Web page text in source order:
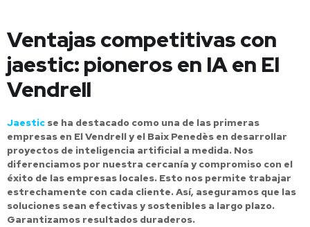
Ventajas competitivas con
jaestic: pioneros en IA en El
Vendrell
Jaestic se ha destacado como una de las primeras
empresas en El Vendrell y el Baix Penedès en desarrollar
proyectos de inteligencia artificial a medida. Nos
diferenciamos por nuestra cercanía y compromiso con el
éxito de las empresas locales. Esto nos permite trabajar
estrechamente con cada cliente. Así, aseguramos que las
soluciones sean efectivas y sostenibles a largo plazo.
Garantizamos resultados duraderos.